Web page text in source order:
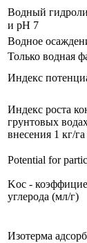
Водный
и pH 7
Водное
Только водная
Индекс
Индекс роста
грунтовых
внесения 1 кг/
Potential for
Koc -
углерода (мл/г)
Изотерма